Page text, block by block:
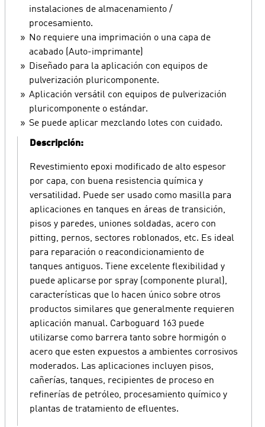
instalaciones de almacenamiento /
procesamiento.
No requiere una imprimación o una capa de
acabado (Auto-imprimante)
Diseñado para la aplicación con equipos de
pulverización pluricomponente.
Aplicación versátil con equipos de pulverización
pluricomponente o estándar.
Se puede aplicar mezclando lotes con cuidado.
Descripción:
Revestimiento epoxi modificado de alto espesor
por capa, con buena resistencia química y
versatilidad. Puede ser usado como masilla para
aplicaciones en tanques en áreas de transición,
pisos y paredes, uniones soldadas, acero con
pitting, pernos, sectores roblonados, etc. Es ideal
para reparación o reacondicionamiento de
tanques antiguos. Tiene excelente flexibilidad y
puede aplicarse por spray (componente plural),
características que lo hacen único sobre otros
productos similares que generalmente requieren
aplicación manual. Carboguard 163 puede
utilizarse como barrera tanto sobre hormigón o
acero que esten expuestos a ambientes corrosivos
moderados. Las aplicaciones incluyen pisos,
cañerías, tanques, recipientes de proceso en
refinerías de petróleo, procesamiento químico y
plantas de tratamiento de efluentes.